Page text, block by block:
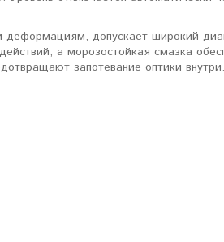
допускает широкий
а морозостойкая смазка
запотевание оптики внутри.